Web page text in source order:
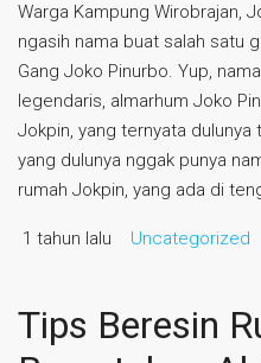
Warga Kampung Wirobrajan,
ngasih nama buat salah satu
Gang Joko Pinurbo. Yup,
legendaris, almarhum Joko
Jokpin, yang ternyata dulunya
yang dulunya nggak punya
rumah Jokpin, yang ada di
1 tahun lalu Uncategorized
Tips Beresin